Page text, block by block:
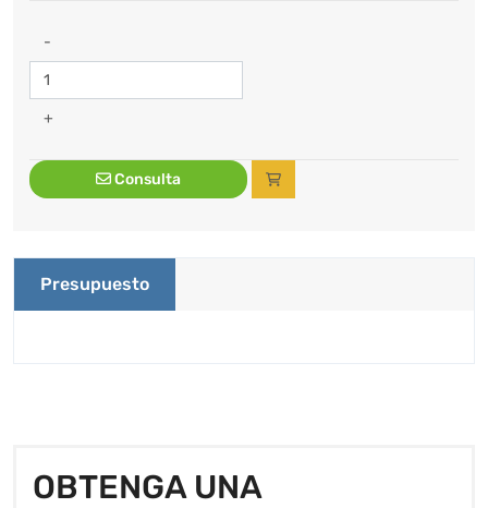
-
+
Consulta
Presupuesto
OBTENGA UNA